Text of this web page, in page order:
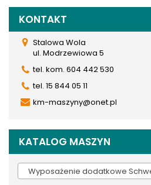
KONTAKT
Stalowa Wola
ul. Modrzewiowa 5
tel. kom. 604 442 530
tel. 15 844 05 11
km-maszyny@onet.pl
KATALOG MASZYN
Wyposażenie dodatkowe